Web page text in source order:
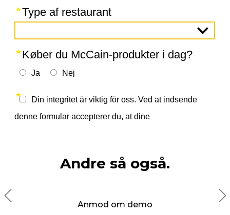
Andre så også.
Anmod om demo